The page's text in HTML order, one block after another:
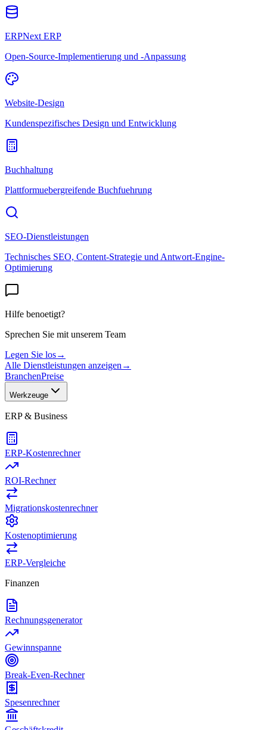
ERPNext ERP
Open-Source-Implementierung und -Anpassung
Website-Design
Kundenspezifisches Design und Entwicklung
Buchhaltung
Plattformuebergreifende Buchfuehrung
SEO-Dienstleistungen
Technisches SEO, Content-Strategie und Antwort-Engine-
Optimierung
Hilfe benoetigt?
Sprechen Sie mit unserem Team
Legen Sie los→
Alle Dienstleistungen anzeigen →
BranchenPreise
Werkzeuge
ERP & Business
ERP-Kostenrechner
ROI-Rechner
Migrationskostenrechner
Kostenoptimierung
ERP-Vergleiche
Finanzen
Rechnungsgenerator
Gewinnspanne
Break-Even-Rechner
Spesenrechner